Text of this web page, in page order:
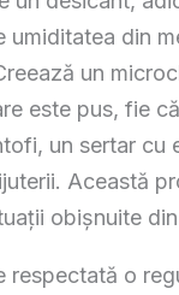
umiditatea din
un
este pus, fie
un sertar cu
Această
obișnuite
respectată o